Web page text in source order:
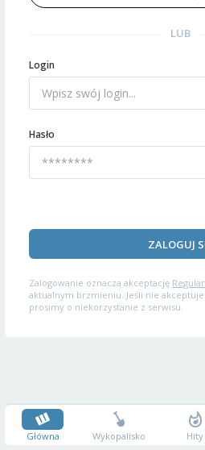
LUB
Login
Hasło
ZALOGUJ
Zalogowanie oznacza akceptację
aktualnym brzmieniu. Jeśli nie
prosimy o niekorzystanie z serwisu.
Główna Wykopalisko Hity